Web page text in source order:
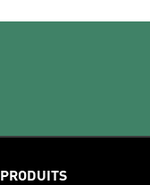
PRODUITS